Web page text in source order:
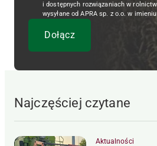
i dostępnych rozwiązaniach w
wysyłane od APRA sp. z o.o. w
Najczęściej czytane
Aktualności